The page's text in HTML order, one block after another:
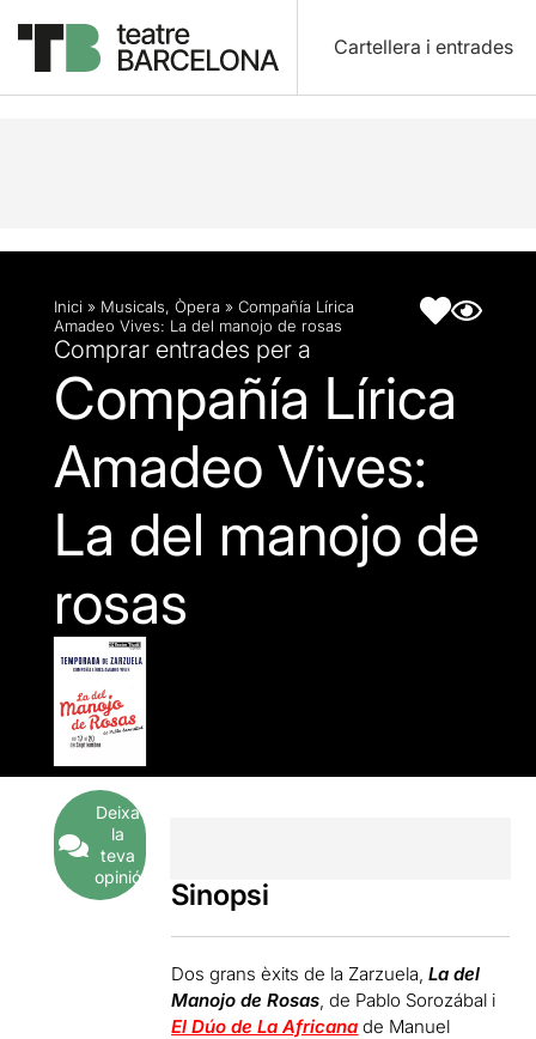
Cartellera i entrades
Descripció Fitxa artística
Inici » Musicals, Òpera » Compañía Lírica
Amadeo Vives: La del manojo de rosas
Comprar entrades per a
Compañía Lírica
Amadeo Vives:
La del manojo de
rosas
Deixa
la
teva
opinió
Sinopsi
Dos grans èxits de la Zarzuela,La del
Manojo de Rosas, de Pablo Sorozábal i
El Dúo de La Africana de Manuel